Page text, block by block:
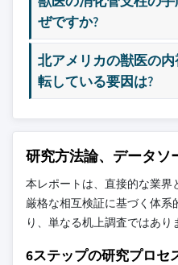
ぜですか?
北アメリカの獣医の
転している要因は?
研究方法論、データソ
本レポートは、直接的な業界
厳格な相互検証に基づく体
り、単なる机上調査ではあり
6ステップの研究プロセ